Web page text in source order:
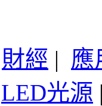
財經 | 應
LED光源